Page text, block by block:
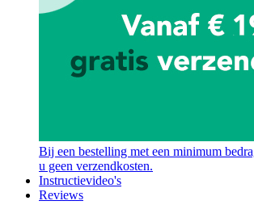
Bij een bestelling met een minimum
u geen verzendkosten.
Instructievideo's
Reviews